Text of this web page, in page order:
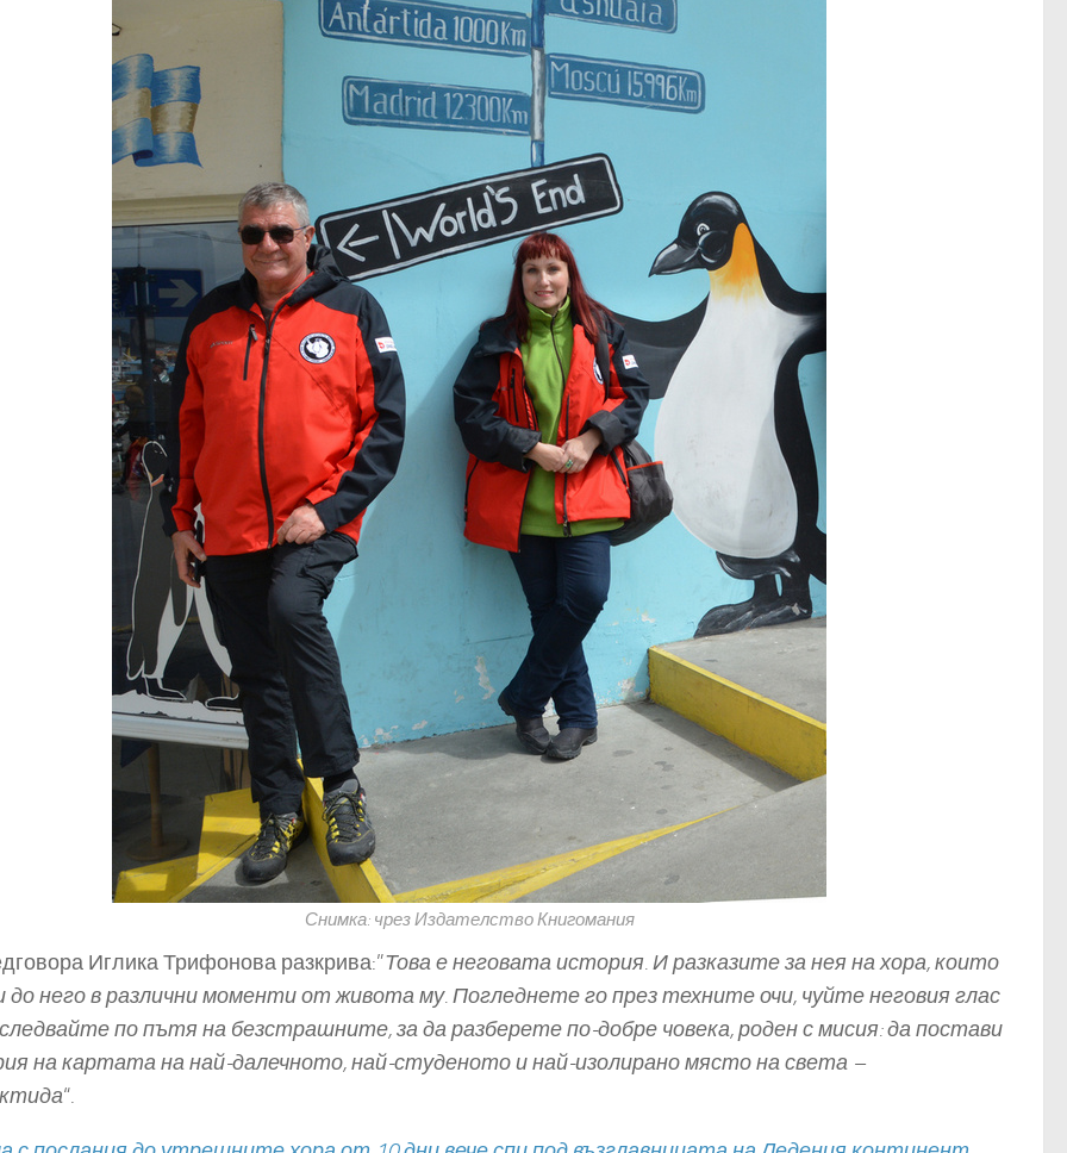
Снимка: чрез Издателство Книгомания
Иглика Трифонова разкрива:”Това е неговата история. И разказите за нея на хора, които
до него в различни моменти от живота му. Погледнете го през техните очи, чуйте неговия глас
по пътя на безстрашните, за да разберете по-добре човека, роден с мисия: да постави
на картата на най-далечното, най-студеното и най-изолирано място на света –
“.